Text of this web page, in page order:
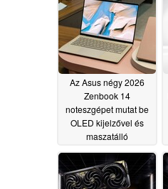
Az Asus négy 2026
Zenbook 14
noteszgépet mutat be
OLED kijelzővel és
maszatálló
ceralumínium
borítással06/02/2026